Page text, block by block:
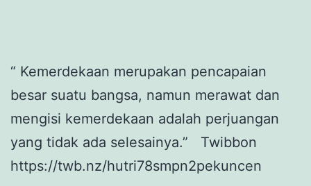
“ Kemerdekaan merupakan pencapaian
besar suatu bangsa, namun merawat dan
mengisi kemerdekaan adalah perjuangan
yang tidak ada selesainya.” Twibbon
https://twb.nz/hutri78smpn2pekuncen